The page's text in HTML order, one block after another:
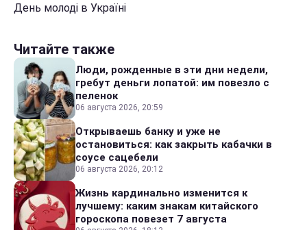
День молоді в Україні
Читайте также
Люди, рожденные в эти дни недели,
гребут деньги лопатой: им повезло с
пеленок
06 августа 2026, 20:59
Открываешь банку и уже не
остановиться: как закрыть кабачки в
соусе сацебели
06 августа 2026, 20:12
Жизнь кардинально изменится к
лучшему: каким знакам китайского
гороскопа повезет 7 августа